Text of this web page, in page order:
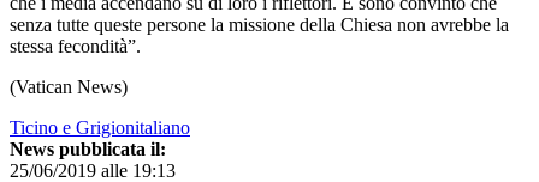
senza tutte queste persone la missione della Chiesa non avrebbe la
stessa fecondità”.
(Vatican News)
Ticino e Grigionitaliano
News pubblicata il:
25/06/2019 alle 19:13